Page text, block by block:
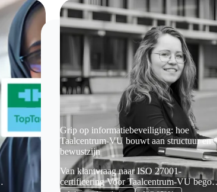
Grip op informatiebeveiliging: hoe
Taalcentrum-VU bouwt aan structuur en
bewustzijn
Van klantvraag naar ISO 27001-
certificering Voor Taalcentrum-VU begon